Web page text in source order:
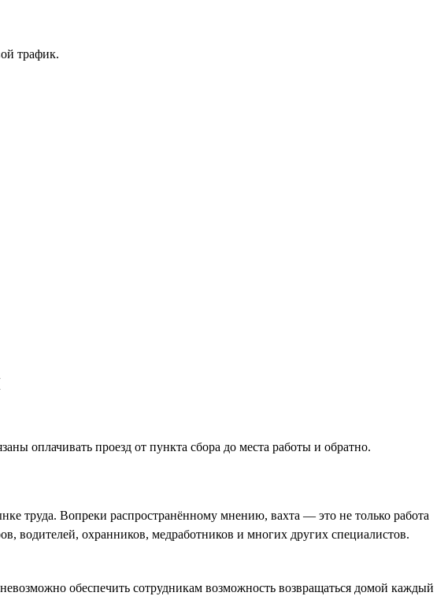
трафик.
оплачивать проезд от пункта сбора до места работы и обратно.
труда. Вопреки распространённому мнению, вахта — это не только работа
водителей, охранников, медработников и многих других специалистов.
обеспечить сотрудникам возможность возвращаться домой каждый